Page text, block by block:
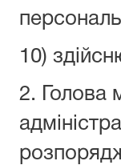
10)
2. Голова